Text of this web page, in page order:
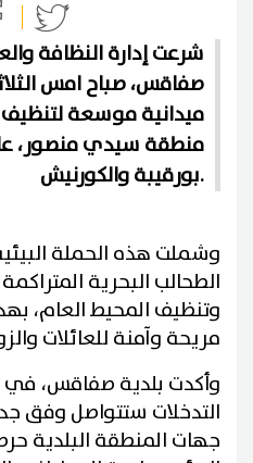
شرعت إدارة النظافة
صفاقس، صباح امس
ميدانية موسعة
منطقة سيدي منصور،
بورقيبة والكورنيش.
وشملت هذه الحملة
الطحالب البحرية
وتنظيف المحيط العام،
مريحة وآمنة للعائلات
وأكدت بلدية صفاقس، في
التدخلات ستتواصل وفق
جهات المنطقة البلدية